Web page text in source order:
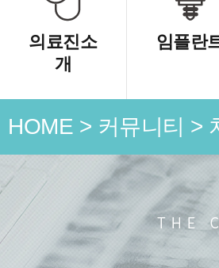
의료진소
개
임플란
HOME > 커뮤니티 >